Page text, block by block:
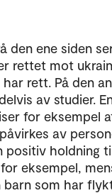
den ene siden
rettet mot
rett. På den
av studier.
for eksempel
av
positiv holdning
eksempel,
barn som har